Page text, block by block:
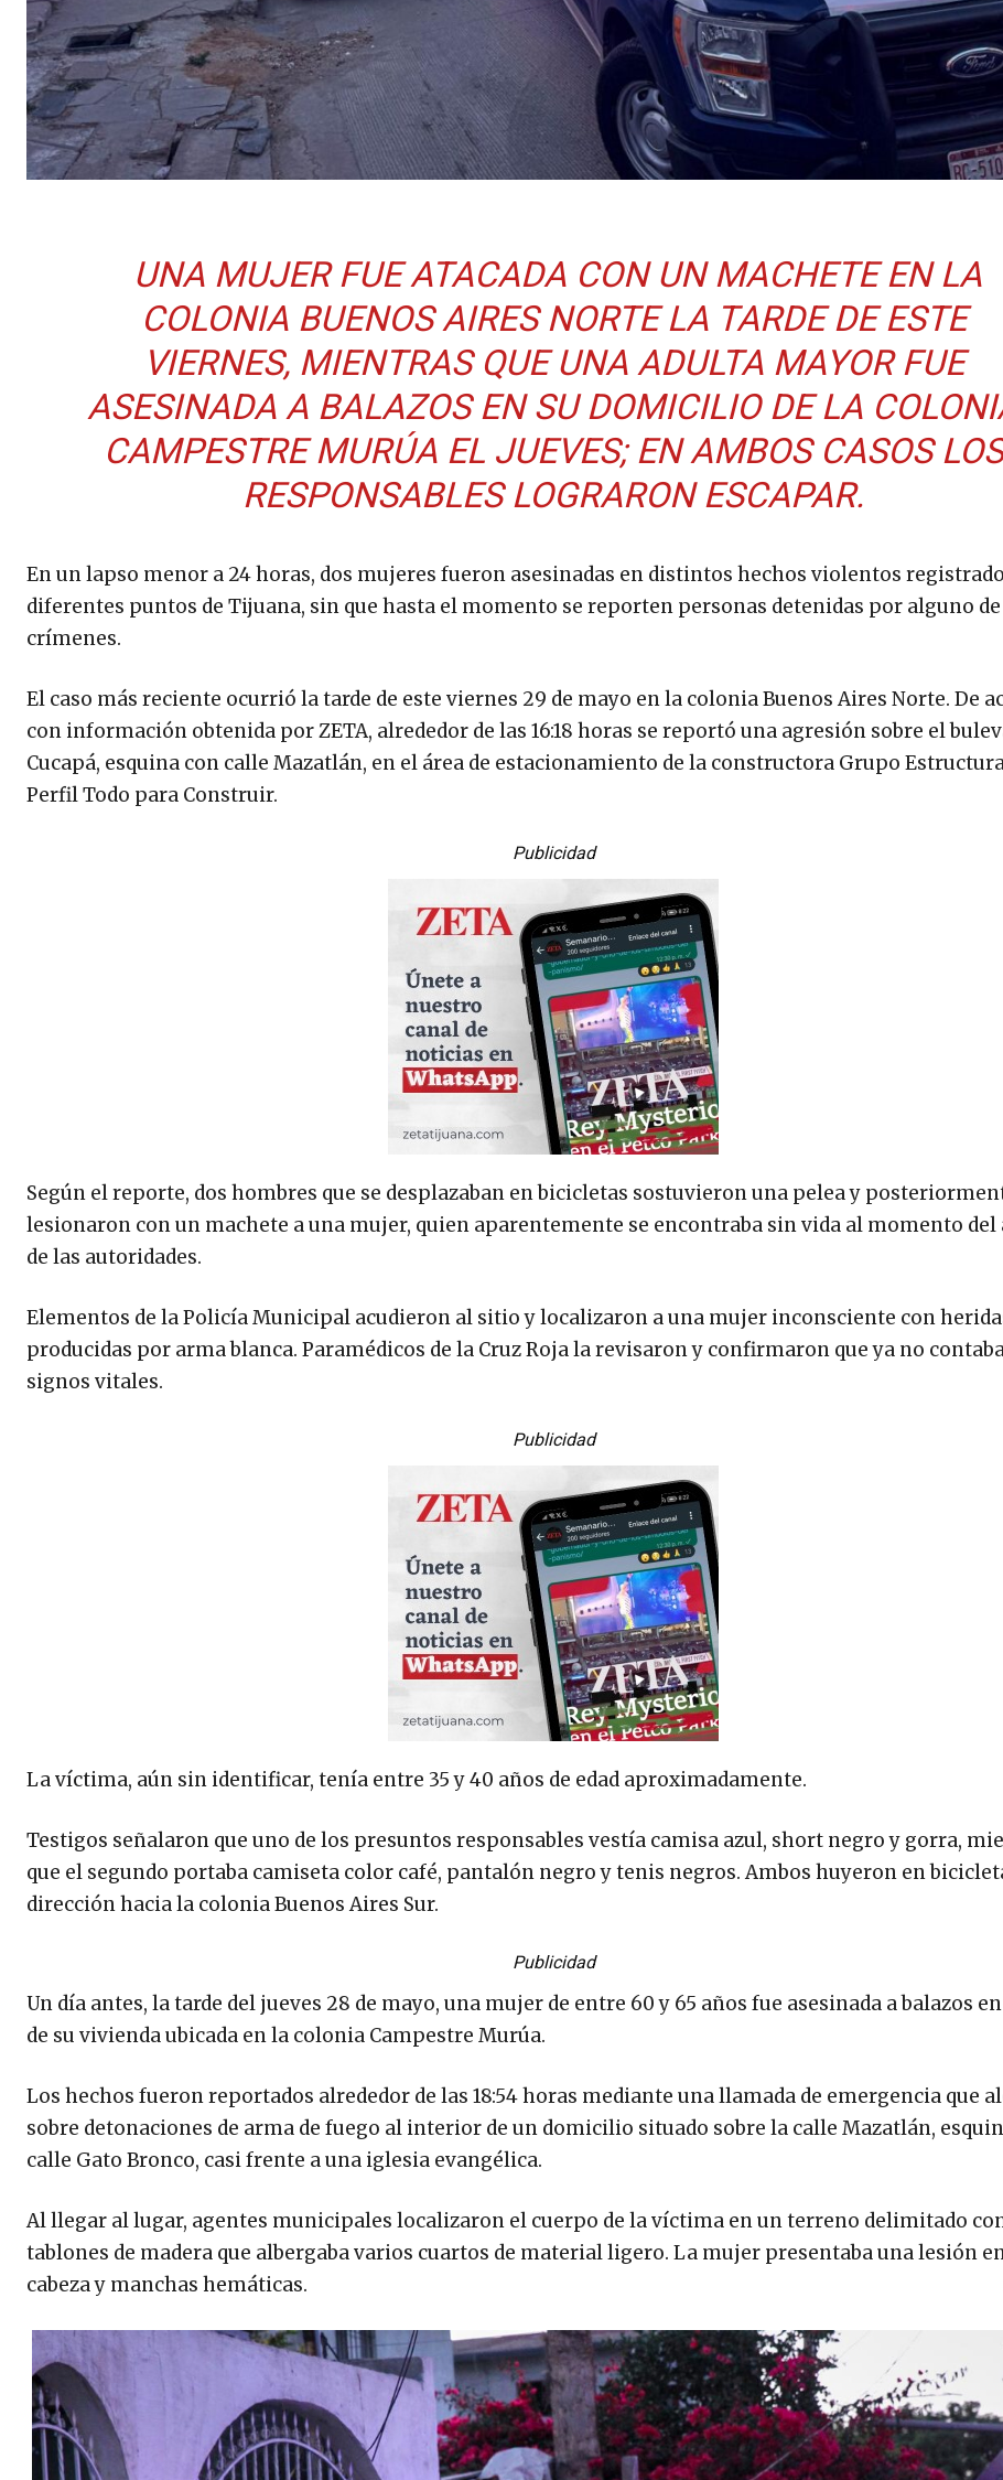
UNA MUJER FUE ATACADA CON UN MACHETE EN LA
COLONIA BUENOS AIRES NORTE LA TARDE DE ESTE
VIERNES, MIENTRAS QUE UNA ADULTA MAYOR FUE
ASESINADA A BALAZOS EN SU DOMICILIO DE LA
CAMPESTRE MURÚA EL JUEVES; EN AMBOS CASOS LOS
RESPONSABLES LOGRARON ESCAPAR.
En un lapso menor a 24 horas, dos mujeres fueron asesinadas en distintos hechos violentos
diferentes puntos de Tijuana, sin que hasta el momento se reporten personas detenidas por alguno
crímenes.
El caso más reciente ocurrió la tarde de este viernes 29 de mayo en la colonia Buenos Aires Norte. De
con información obtenida por ZETA, alrededor de las 16:18 horas se reportó una agresión sobre el
Cucapá, esquina con calle Mazatlán, en el área de estacionamiento de la constructora Grupo
Perfil Todo para Construir.
Publicidad
Según el reporte, dos hombres que se desplazaban en bicicletas sostuvieron una pelea y
lesionaron con un machete a una mujer, quien aparentemente se encontraba sin vida al momento del
de las autoridades.
Elementos de la Policía Municipal acudieron al sitio y localizaron a una mujer inconsciente con
producidas por arma blanca. Paramédicos de la Cruz Roja la revisaron y confirmaron que ya no
signos vitales.
Publicidad
La víctima, aún sin identificar, tenía entre 35 y 40 años de edad aproximadamente.
Testigos señalaron que uno de los presuntos responsables vestía camisa azul, short negro y gorra,
que el segundo portaba camiseta color café, pantalón negro y tenis negros. Ambos huyeron en
dirección hacia la colonia Buenos Aires Sur.
Publicidad
Un día antes, la tarde del jueves 28 de mayo, una mujer de entre 60 y 65 años fue asesinada a balazos
de su vivienda ubicada en la colonia Campestre Murúa.
Los hechos fueron reportados alrededor de las 18:54 horas mediante una llamada de emergencia que
sobre detonaciones de arma de fuego al interior de un domicilio situado sobre la calle Mazatlán,
calle Gato Bronco, casi frente a una iglesia evangélica.
Al llegar al lugar, agentes municipales localizaron el cuerpo de la víctima en un terreno delimitado
tablones de madera que albergaba varios cuartos de material ligero. La mujer presentaba una lesión
cabeza y manchas hemáticas.